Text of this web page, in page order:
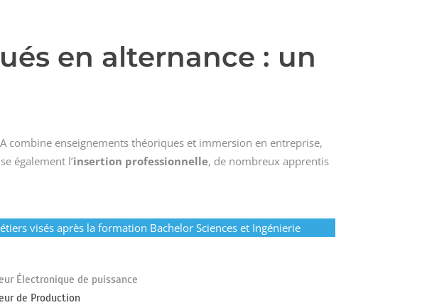
en alternance : un
combine enseignements théoriques et immersion en entreprise,
également l’insertion professionnelle, de nombreux apprentis
visés après la formation Bachelor Sciences et Ingénierie
Électronique de puissance
de Production